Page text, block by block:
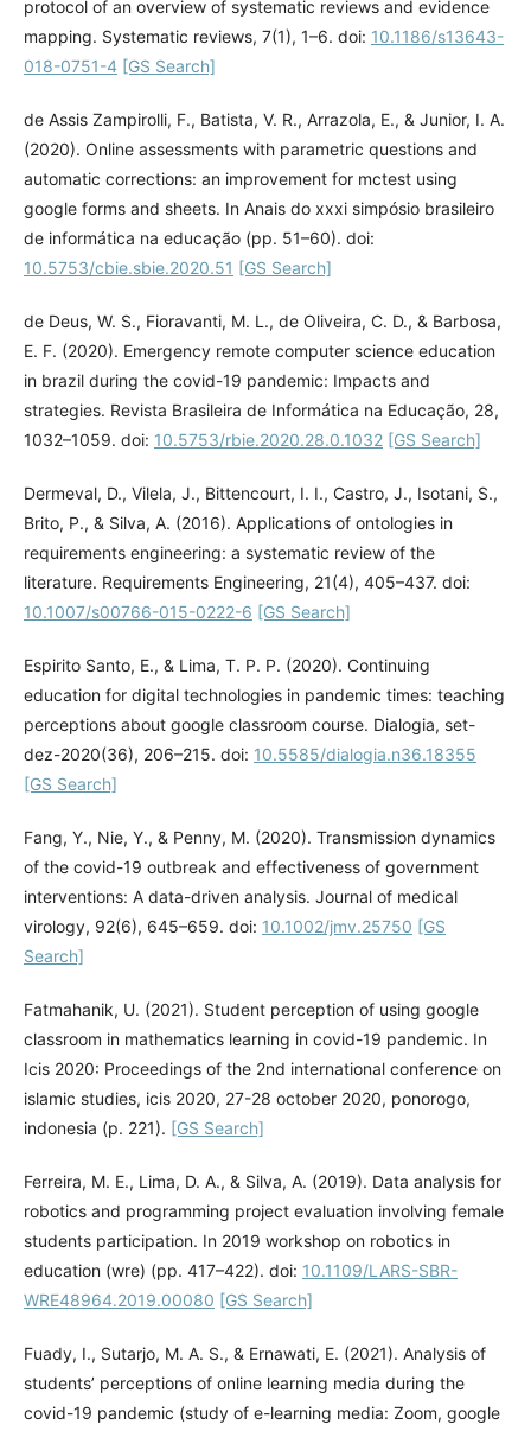
protocol of an overview of systematic reviews and evidence
mapping. Systematic reviews, 7(1), 1–6. doi: 10.1186/s13643-
018-0751-4 [GS Search]
de Assis Zampirolli, F., Batista, V. R., Arrazola, E., & Junior, I. A.
(2020). Online assessments with parametric questions and
automatic corrections: an improvement for mctest using
google forms and sheets. In Anais do xxxi simpósio brasileiro
de informática na educação (pp. 51–60). doi:
10.5753/cbie.sbie.2020.51 [GS Search]
de Deus, W. S., Fioravanti, M. L., de Oliveira, C. D., & Barbosa,
E. F. (2020). Emergency remote computer science education
in brazil during the covid-19 pandemic: Impacts and
strategies. Revista Brasileira de Informática na Educação, 28,
1032–1059. doi: 10.5753/rbie.2020.28.0.1032 [GS Search]
Dermeval, D., Vilela, J., Bittencourt, I. I., Castro, J., Isotani, S.,
Brito, P., & Silva, A. (2016). Applications of ontologies in
requirements engineering: a systematic review of the
literature. Requirements Engineering, 21(4), 405–437. doi:
10.1007/s00766-015-0222-6 [GS Search]
Espirito Santo, E., & Lima, T. P. P. (2020). Continuing
education for digital technologies in pandemic times: teaching
perceptions about google classroom course. Dialogia, set-
dez-2020(36), 206–215. doi: 10.5585/dialogia.n36.18355
[GS Search]
Fang, Y., Nie, Y., & Penny, M. (2020). Transmission dynamics
of the covid-19 outbreak and effectiveness of government
interventions: A data-driven analysis. Journal of medical
virology, 92(6), 645–659. doi: 10.1002/jmv.25750 [GS
Search]
Fatmahanik, U. (2021). Student perception of using google
classroom in mathematics learning in covid-19 pandemic. In
Icis 2020: Proceedings of the 2nd international conference on
islamic studies, icis 2020, 27-28 october 2020, ponorogo,
indonesia (p. 221). [GS Search]
Ferreira, M. E., Lima, D. A., & Silva, A. (2019). Data analysis for
robotics and programming project evaluation involving female
students participation. In 2019 workshop on robotics in
education (wre) (pp. 417–422). doi: 10.1109/LARS-SBR-
WRE48964.2019.00080 [GS Search]
Fuady, I., Sutarjo, M. A. S., & Ernawati, E. (2021). Analysis of
students’ perceptions of online learning media during the
covid-19 pandemic (study of e-learning media: Zoom, google